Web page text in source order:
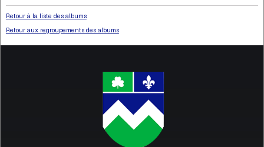
Retour à la liste des albums
Retour aux regroupements des albums